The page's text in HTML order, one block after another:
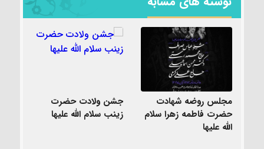
مجلس روضه شهادت
حضرت فاطمه زهرا سلام
الله علیها
جشن ولادت حضرت
زینب سلام الله علیها